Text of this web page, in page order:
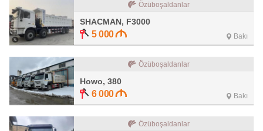
Özüboşaldanlar
SHACMAN, F3000
5 000 Bakı
Özüboşaldanlar
Howo, 380
6 000 Bakı
Özüboşaldanlar